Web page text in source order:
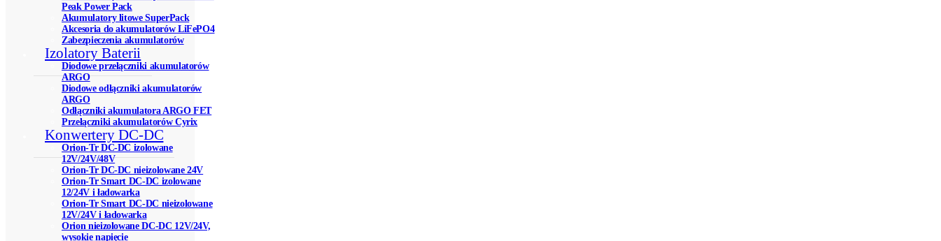
Peak Power Pack
Akumulatory litowe SuperPack
Akcesoria do akumulatorów LiFePO4
Zabezpieczenia akumulatorów
Izolatory Baterii
Diodowe przełączniki akumulatorów
ARGO
Diodowe odłączniki akumulatorów
ARGO
Odłączniki akumulatora ARGO FET
Przełączniki akumulatorów Cyrix
Konwertery DC-DC
Orion-Tr DC-DC izolowane
12V/24V/48V
Orion-Tr DC-DC nieizolowane 24V
Orion-Tr Smart DC-DC izolowane
12/24V i ładowarka
Orion-Tr Smart DC-DC nieizolowane
12V/24V i ładowarka
Orion nieizolowane DC-DC 12V/24V,
wysokie napięcie